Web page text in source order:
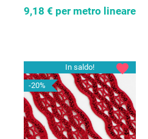
9,18 € per metro lineare
In saldo!
-20%
favorite